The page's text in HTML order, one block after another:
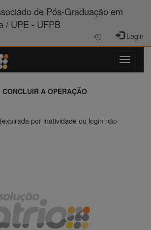
de Pós-Graduação em
/ UPE - UFPB
Login
A OPERAÇÃO
por inatividade ou login não